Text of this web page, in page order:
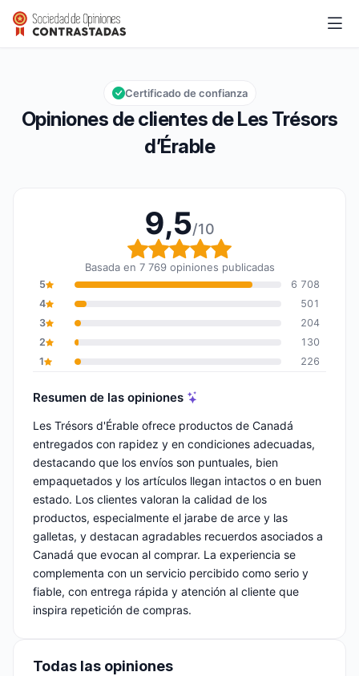
Les Trésors d’Érable
Calificación global: 9,5 de 10
9,5/10
Opiniones de clientes de Les Trésors
d’Érable
Certificado de confianza
9,5/10
Calificación global: 9,5
Basada en 7 769 opiniones publicadas
5
6 708
4
501
3
204
2
130
1
226
Resumen de las opiniones
Les Trésors d'Érable ofrece productos de Canadá
entregados con rapidez y en condiciones adecuadas,
destacando que los envíos son puntuales, bien
empaquetados y los artículos llegan intactos o en buen
estado. Los clientes valoran la calidad de los
productos, especialmente el jarabe de arce y las
galletas, y destacan agradables recuerdos asociados a
Canadá que evocan al comprar. La experiencia se
complementa con un servicio percibido como serio y
fiable, con entrega rápida y atención al cliente que
inspira repetición de compras.
Todas las opiniones